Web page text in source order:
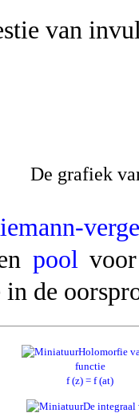
van
De grafiek
pool
in de
Holomorfie
functie
f (z) = f (at)
De integraal